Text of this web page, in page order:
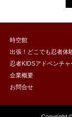
時空館
出張！どこでも忍者体
忍者KIDSアドベンチャ
企業概要
お問合せ